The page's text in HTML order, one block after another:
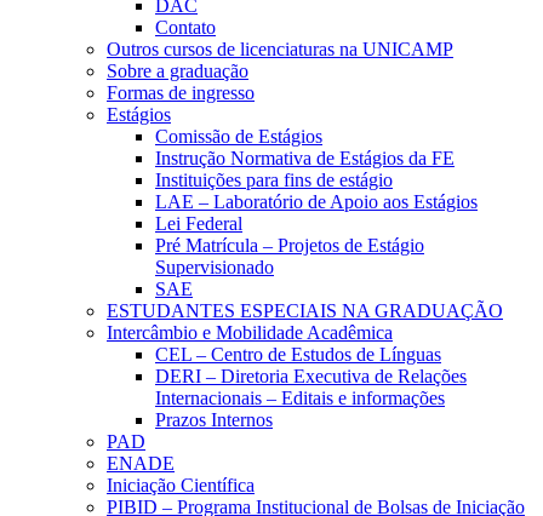
DAC
Contato
Outros cursos de licenciaturas na UNICAMP
Sobre a graduação
Formas de ingresso
Estágios
Comissão de Estágios
Instrução Normativa de Estágios da FE
Instituições para fins de estágio
LAE – Laboratório de Apoio aos Estágios
Lei Federal
Pré Matrícula – Projetos de Estágio
Supervisionado
SAE
ESTUDANTES ESPECIAIS NA GRADUAÇÃO
Intercâmbio e Mobilidade Acadêmica
CEL – Centro de Estudos de Línguas
DERI – Diretoria Executiva de Relações
Internacionais – Editais e informações
Prazos Internos
PAD
ENADE
Iniciação Científica
PIBID – Programa Institucional de Bolsas de Iniciação